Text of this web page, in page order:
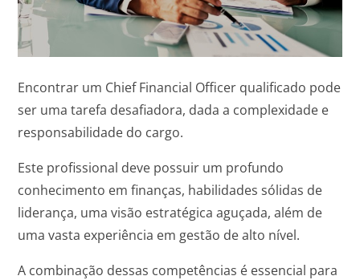
Encontrar um Chief Financial Officer qualificado pode
ser uma tarefa desafiadora, dada a complexidade e
responsabilidade do cargo.
Este profissional deve possuir um profundo
conhecimento em finanças, habilidades sólidas de
liderança, uma visão estratégica aguçada, além de
uma vasta experiência em gestão de alto nível.
A combinação dessas competências é essencial para